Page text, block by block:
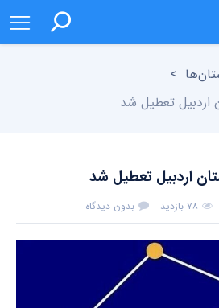
>
اردبیل تعطیل شد
اردبیل تعطیل شد
۷۸ بازدید بدون دیدگاه